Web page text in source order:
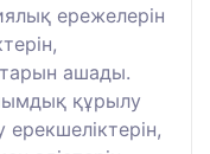
ережелерін
ашады.
құрылу